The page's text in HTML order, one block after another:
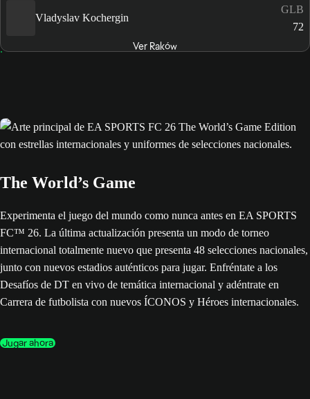
Vladyslav Kochergin
GLB
72
Ver Raków
The World’s Game
Experimenta el juego del mundo como nunca antes en EA SPORTS
FC™ 26. La última actualización presenta un modo de torneo
internacional totalmente nuevo que presenta 48 selecciones nacionales,
junto con nuevos estadios auténticos para jugar. Enfréntate a los
Desafíos de DT en vivo de temática internacional y adéntrate en
Carrera de futbolista con nuevos ÍCONOS y Héroes internacionales.
Jugar ahora